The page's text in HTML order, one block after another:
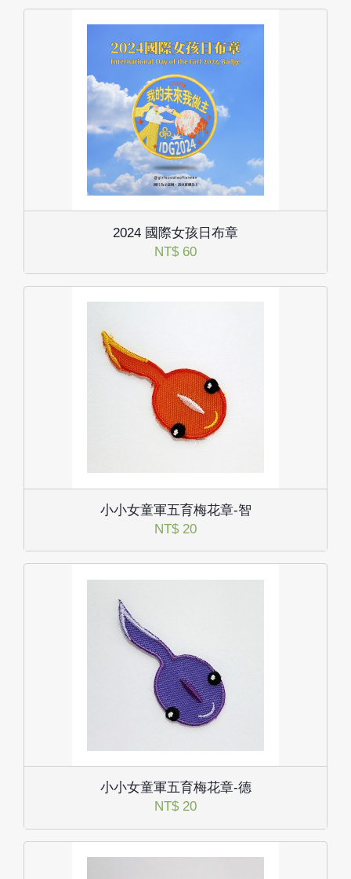
2024 國際女孩日布章
NT$ 60
小小女童軍五育梅花章-智
NT$ 20
小小女童軍五育梅花章-德
NT$ 20